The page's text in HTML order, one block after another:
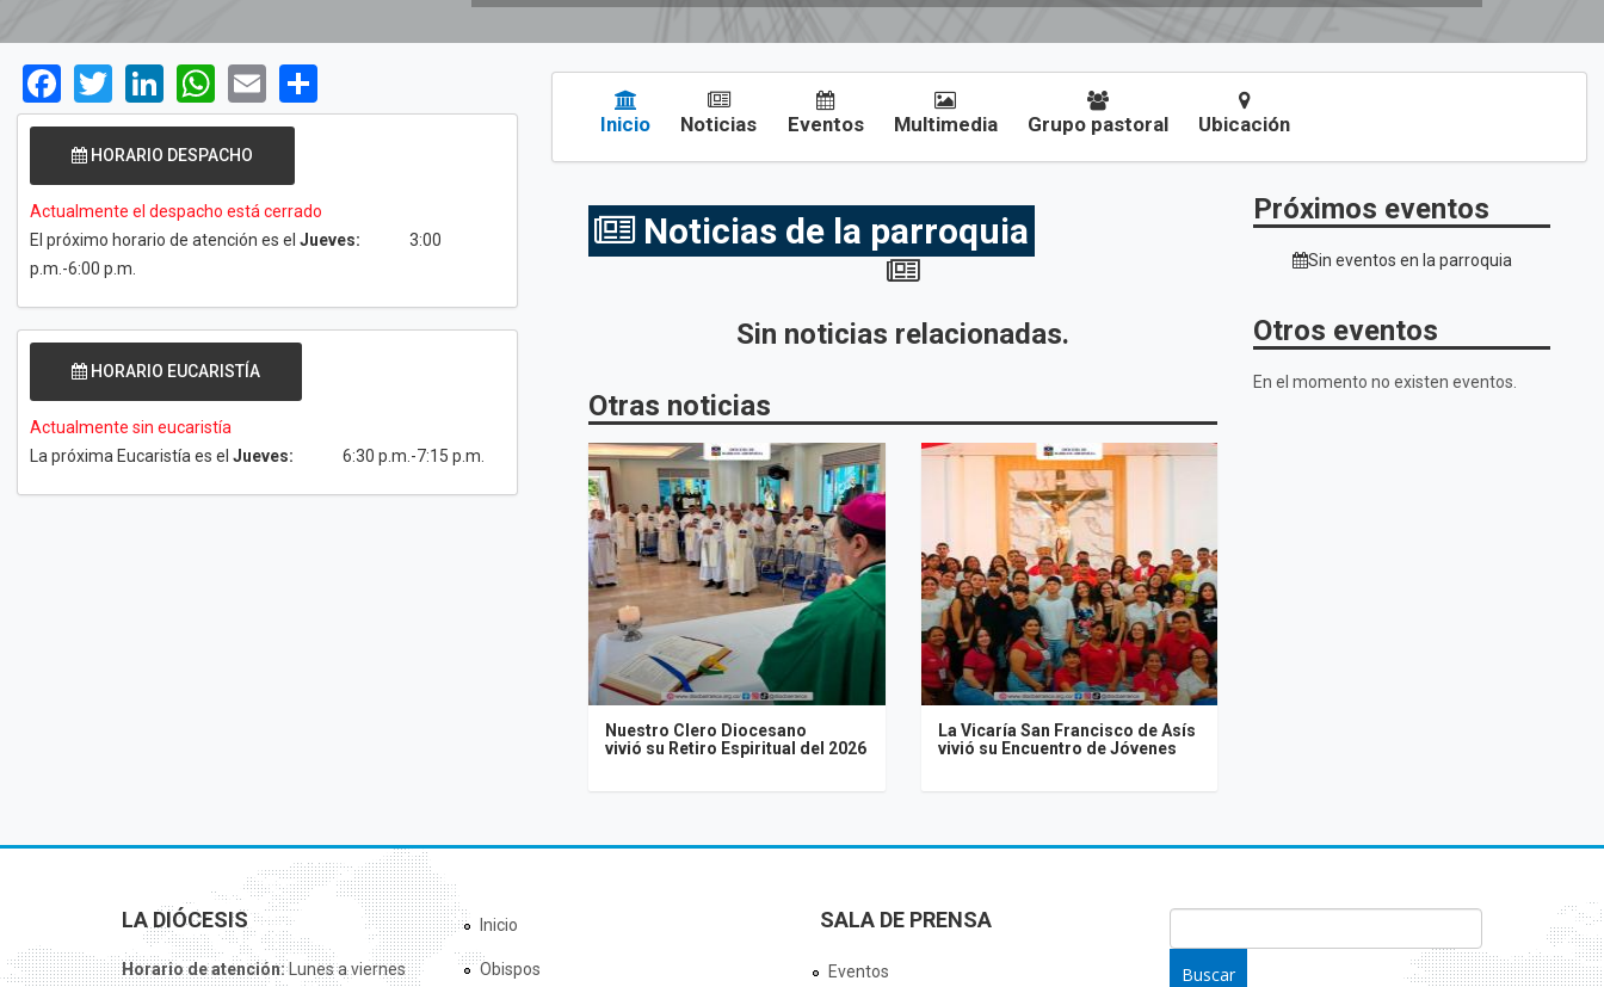
Facebook
TwitterLinkedIn
WhatsApp
Email
HORARIO DESPACHO
Actualmente el despacho está cerrado
El próximo horario de atención es el Jueves:
3:00
p.m.-6:00 p.m.
HORARIO EUCARISTÍA
Actualmente sin eucaristía
La próxima Eucaristía es el Jueves: 6:30 p.m.-7:15 p.m.
Inicio Noticias Eventos Multimedia Grupo pastoral Ubicación
Noticias de la parroquia
Sin noticias relacionadas.
Otras noticias
Nuestro Clero Diocesano
vivió su Retiro Espiritual del 2026
La Vicaría San Francisco de Asís
vivió su Encuentro de Jóvenes
Próximos eventos
Sin eventos en la parroquia
Otros eventos
En el momento no existen eventos.
LA DIÓCESIS
Horario de atención:Lunes a viernes
Inicio
Obispos
SALA DE PRENSA
Eventos
FORMULARIO DE BÚSQUEDA